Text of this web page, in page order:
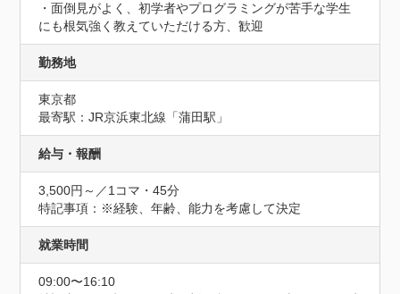
・面倒見がよく、初学者やプログラミングが苦手な学生
にも根気強く教えていただける方、歓迎
勤務地
東京都
最寄駅：JR京浜東北線「蒲田駅」
給与・報酬
3,500円～／1コマ・45分
特記事項：※経験、年齢、能力を考慮して決定
就業時間
09:00〜16:10